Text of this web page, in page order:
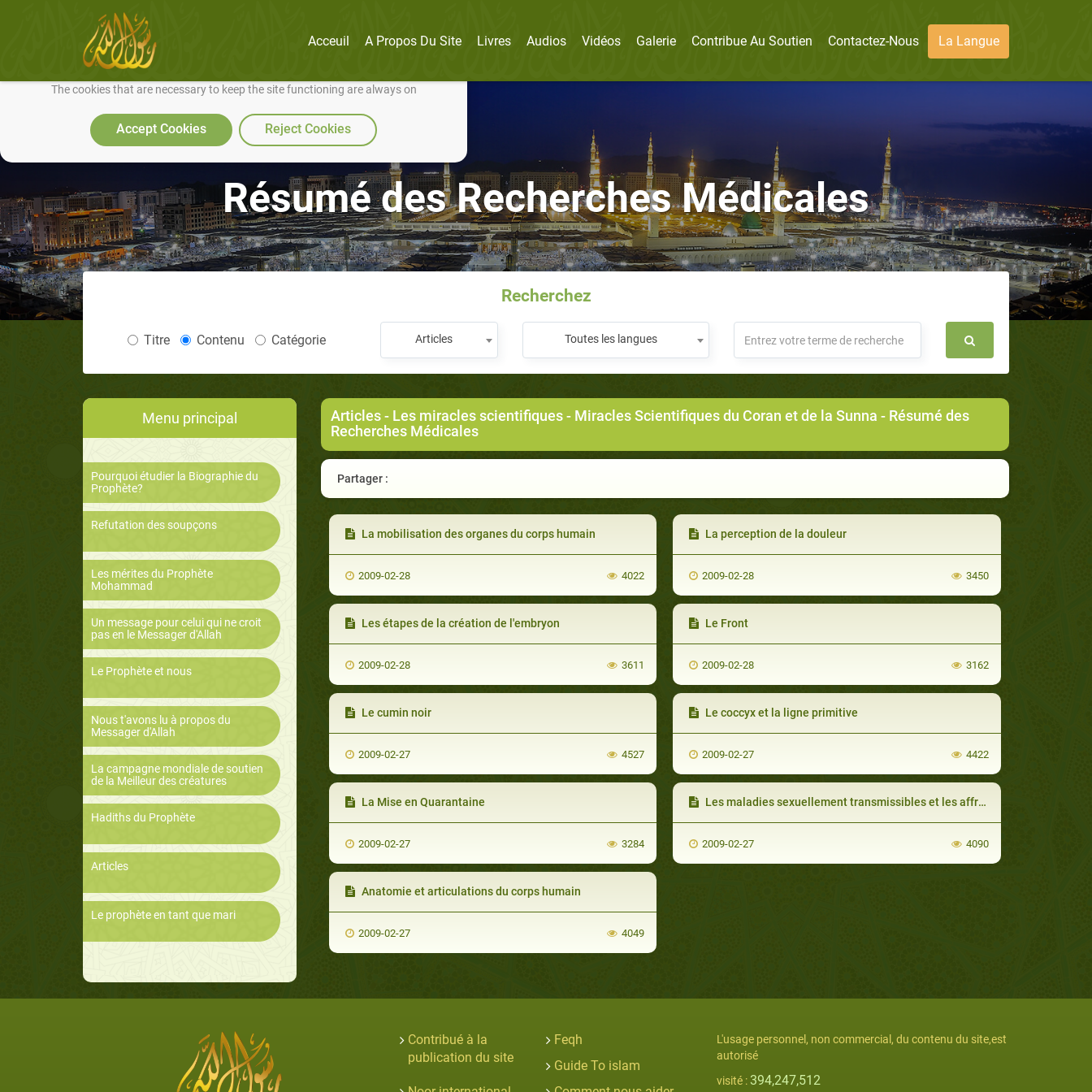
We use cookies to make our site work well for you and so we can continually improve it.
The cookies that are necessary to keep the site functioning are always on
Accept Cookies Reject Cookies
Acceuil A Propos Du Site Livres Audios Vidéos Galerie Contribue Au Soutien Contactez-Nous La Langue
Résumé des Recherches Médicales
Recherchez
Titre Contenu Catégorie Articles Toutes les langues
Menu principal
Pourquoi étudier la Biographie du
Prophète?
Refutation des soupçons
Les mérites du Prophète
Mohammad
Un message pour celui qui ne croit
pas en le Messager d'Allah
Le Prophète et nous
Nous t'avons lu à propos du
Messager d'Allah
La campagne mondiale de soutien
de la Meilleur des créatures
Hadiths du Prophète
Articles
Le prophète en tant que mari
Articles- Les miracles scientifiques- Miracles Scientifiques du Coran et de la Sunna - Résumé des
Recherches Médicales
Partager :
La mobilisation des organes du corps humain
2009-02-28 4022
La perception de la douleur
2009-02-28 3450
Les étapes de la création de l'embryon
2009-02-28 3611
Le Front
2009-02-28 3162
Le cumin noir
2009-02-27 4527
Le coccyx et la ligne primitive
2009-02-27 4422
La Mise en Quarantaine
2009-02-27 3284
Les maladies sexuellement transmissibles et les affres du libertinage
2009-02-27 4090
Anatomie et articulations du corps humain
2009-02-27 4049
Contribué à la
publication du site
Feqh
Guide To islam
L'usage personnel, non commercial, du contenu du site,est
autorisé
visité : 394,247,512